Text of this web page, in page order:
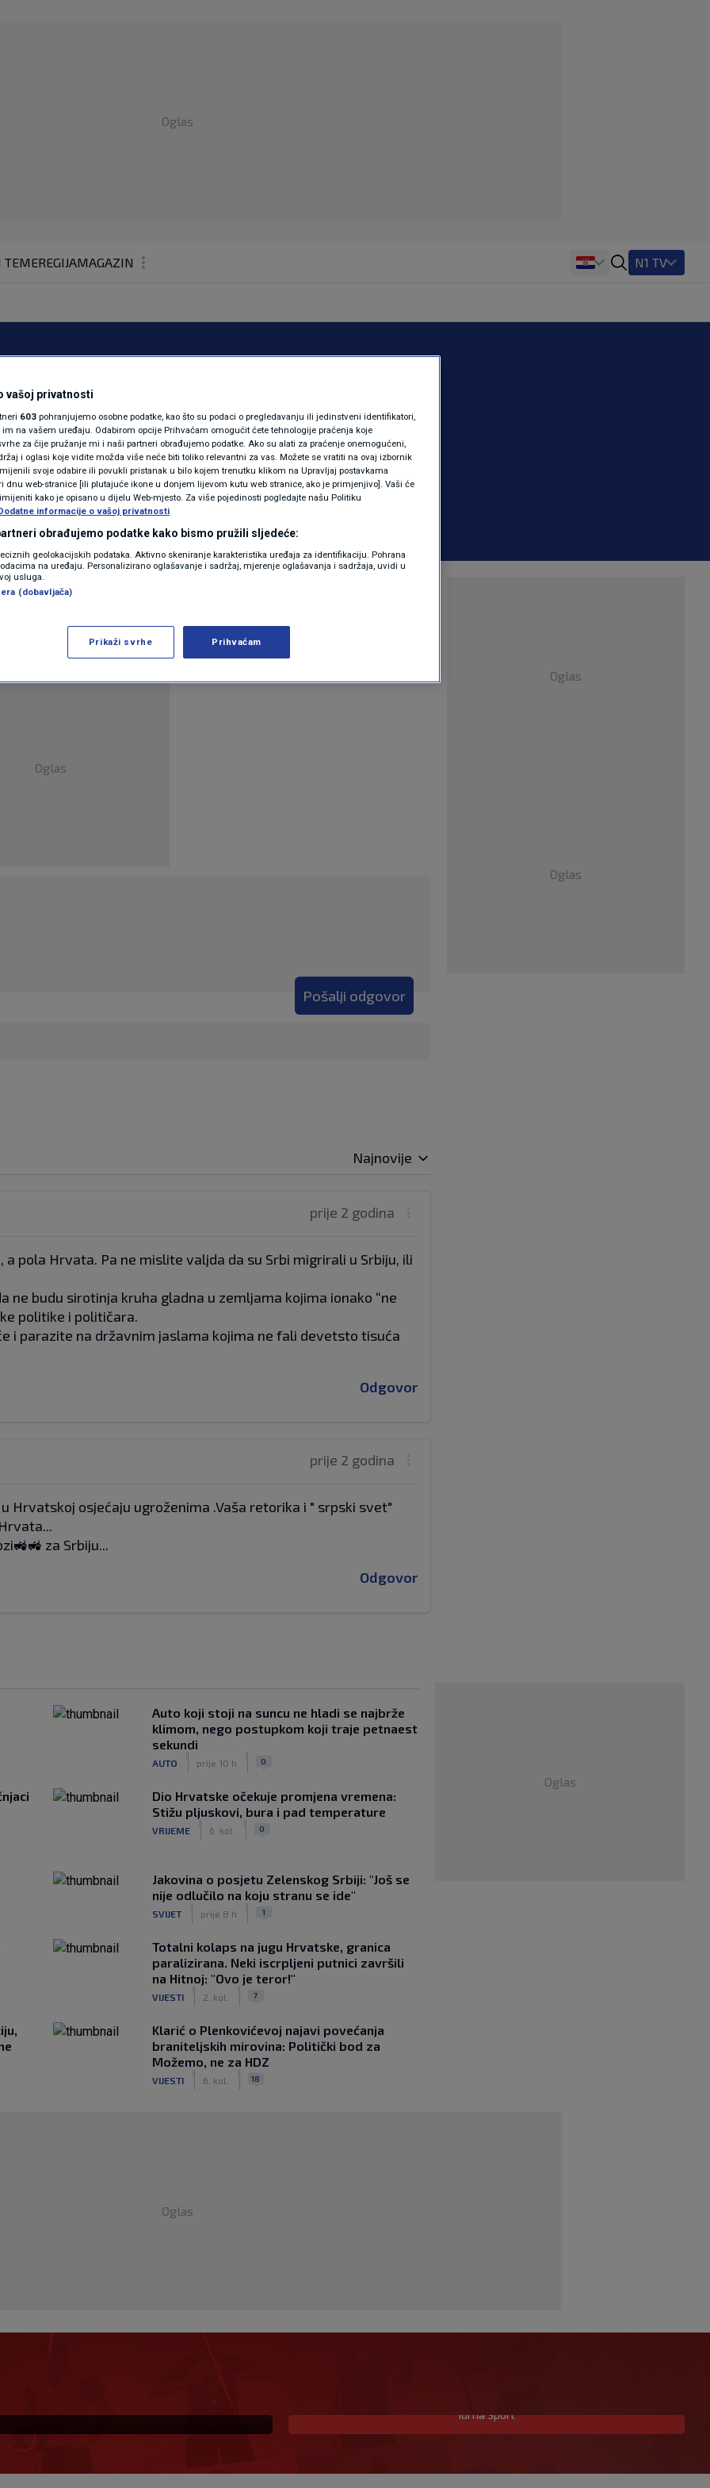
Oglas
TEMEREGIJAMAGAZIN
KOLUMNE
N1(DIS)INFO
FOTO
VIDEO
N1 TV
"kopne" dva
istraživanje koje je potvrdilo zabrinutost njezina
su dvostruko snažniji inače izraženi procesi
općenito.Pročitaj više
Oglas
Pošalji odgovor
Najnovije
prije 2 godina
pola Hrvata. Pa ne mislite valjda da su Srbi migrirali u Srbiju, ili
ne budu sirotinja kruha gladna u zemljama kojima ionako “ne
politike i političara.
i parazite na državnim jaslama kojima ne fali devetsto tisuća
Odgovor
prije 2 godina
Hrvatskoj osjećaju ugroženima .Vaša retorika i " srpski svet"
za Srbiju...
Odgovor
Oglas
Oglas
Auto koji stoji na suncu ne hladi se najbrže
klimom, nego postupkom koji traje petnaest
sekundi
AUTO prije 10 h 0
Dio Hrvatske očekuje promjena vremena:
Stižu pljuskovi, bura i pad temperature
VRIJEME 6. kol. 0
Jakovina o posjetu Zelenskog Srbiji: "Još se
nije odlučilo na koju stranu se ide"
SVIJET prije 8 h 1
Totalni kolaps na jugu Hrvatske, granica
paralizirana. Neki iscrpljeni putnici završili
na Hitnoj: "Ovo je teror!"
VIJESTI 2. kol. 7
Klarić o Plenkovićevoj najavi povećanja
braniteljskih mirovina: Politički bod za
Možemo, ne za HDZ
VIJESTI 6. kol. 18
Oglas
Oglas
druge lige, evo
Trener Istre uoči Poljuda: Prvenstvo je
utakmici
Idi na Sport
vašoj privatnosti
603 pohranjujemo osobne podatke, kao što su podaci o pregledavanju ili jedinstveni identifikatori,
na vašem uređaju. Odabirom opcije Prihvaćam omogućit ćete tehnologije praćenja koje
za čije pružanje mi i naši partneri obrađujemo podatke. Ako su alati za praćenje onemogućeni,
i oglasi koje vidite možda više neće biti toliko relevantni za vas. Možete se vratiti na ovaj izbornik
svoje odabire ili povukli pristanak u bilo kojem trenutku klikom na Upravljaj postavkama
dnu web-stranice [ili plutajuće ikone u donjem lijevom kutu web stranice, ako je primjenjivo]. Vaši će
kako je opisano u dijelu Web-mjesto. Za više pojedinosti pogledajte našu Politiku
informacije o vašoj privatnosti
obrađujemo podatke kako bismo pružili sljedeće:
geolokacijskih podataka. Aktivno skeniranje karakteristika uređaja za identifikaciju. Pohrana
na uređaju. Personalizirano oglašavanje i sadržaj, mjerenje oglašavanja i sadržaja, uvidi u
usluga.
(dobavljača)
Prikaži svrhe Prihvaćam